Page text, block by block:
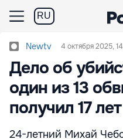
RU
Newtv 4 октября 2025,
Дело об
один из 13
получил 17
24-летний Михай